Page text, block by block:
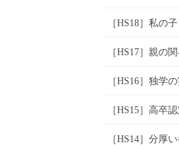
［HS18］私の
［HS17］親の
［HS16］独学
［HS15］高卒
［HS14］分厚